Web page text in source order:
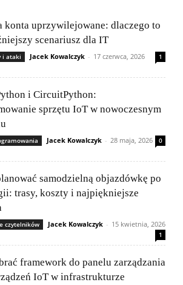
konta uprzywilejowane: dlaczego to
scenariusz dla IT
i ataki Jacek Kowalczyk - 17 czerwca, 2026 1
i CircuitPython:
sprzętu IoT w nowoczesnym
Jacek Kowalczyk - 28 maja, 2026 0
samodzielną objazdówkę po
trasy, koszty i najpiękniejsze
czytelników Jacek Kowalczyk - 15 kwietnia, 2026
1
framework do panelu zarządzania
IoT w infrastrukturze